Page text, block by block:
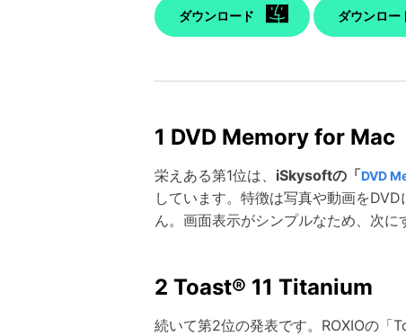
ダウンロード ダウンロー
1 DVD Memory for Mac
栄えある第1位は、 iSkysoftの「DVD
しています。特徴は写真や動画を
ん。画面表示がシンプルなため、次に
2 Toast® 11 Titanium
続いて第2位の発表です。ROXIOの「